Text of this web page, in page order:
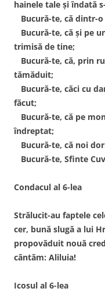
hainele tale şi îndată
Bucură-te, că dintr-
Bucură-te, că şi pe
trimisă de tine;
Bucură-te, că, prin
tămăduit;
Bucură-te, căci cu
făcut;
Bucură-te, că pe
îndreptat;
Bucură-te, că noi
Bucură-te, Sfinte
Condacul al 6-lea
Strălucit-au faptele
cer, bună slugă a lui
propovăduit nouă
cântăm: Aliluia!
Icosul al 6-lea